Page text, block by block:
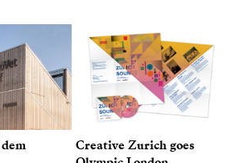
Creative Zurich goes